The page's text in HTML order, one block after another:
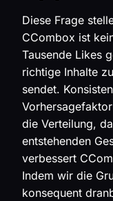
Diese Frage
CCombox ist
Tausende Likes
richtige Inhalte
sendet.
die Verteilung,
entstehenden
verbessert
Indem wir die
konsequent